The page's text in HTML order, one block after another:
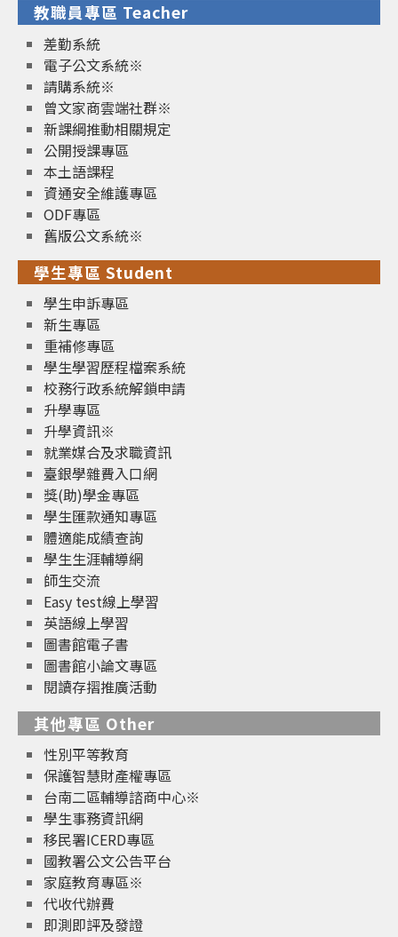
教職員專區 Teacher
差勤系統
電子公文系統※
請購系統※
曾文家商雲端社群※
新課綱推動相關規定
公開授課專區
本土語課程
資通安全維護專區
ODF專區
舊版公文系統※
學生專區 Student
學生申訴專區
新生專區
重補修專區
學生學習歷程檔案系統
校務行政系統解鎖申請
升學專區
升學資訊※
就業媒合及求職資訊
臺銀學雜費入口網
獎(助)學金專區
學生匯款通知專區
體適能成績查詢
學生生涯輔導網
師生交流
Easy test線上學習
英語線上學習
圖書館電子書
圖書館小論文專區
閱讀存摺推廣活動
其他專區 Other
性別平等教育
保護智慧財產權專區
台南二區輔導諮商中心※
學生事務資訊網
移民署ICERD專區
國教署公文公告平台
家庭教育專區※
代收代辦費
即測即評及發證